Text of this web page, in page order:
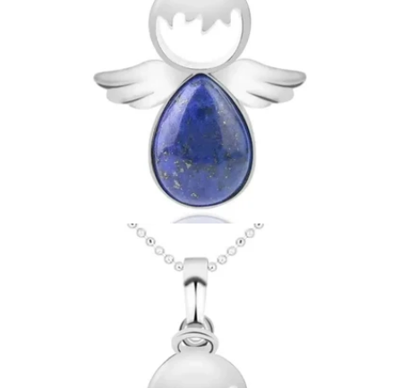
Ouvrir le média 9 en mode modal